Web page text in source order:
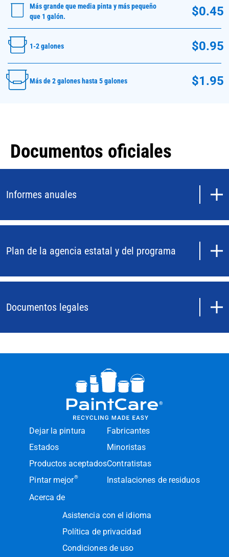
Más grande que media pinta y más pequeño
que 1 galón.
$0.45
1-2 galones $0.95
Más de 2 galones hasta 5 galones $1.95
Documentos oficiales
Informes anuales
Plan de la agencia estatal y del programa
Documentos legales
Dejar la pintura
Estados
Productos aceptados
Pintar mejor®
Acerca de
Fabricantes
Minoristas
Contratistas
Instalaciones de residuos
Asistencia con el idioma
Política de privacidad
Condiciones de uso